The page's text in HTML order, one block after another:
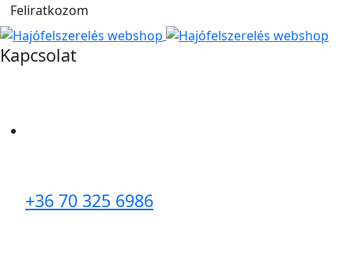
Feliratkozom
Kapcsolat
+36 70 325 6986